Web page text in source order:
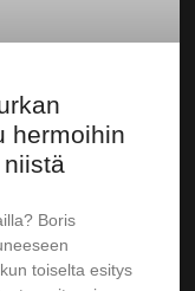
hermoihin
Boris
toiselta esitys